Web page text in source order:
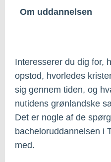
Om uddannelsen
Interesserer du dig for,
opstod, hvorledes
sig gennem tiden, og
nutidens grønlandske
Det er nogle af de
bacheloruddannelsen i
med.